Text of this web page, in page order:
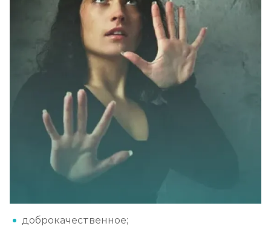
доброкачественное;